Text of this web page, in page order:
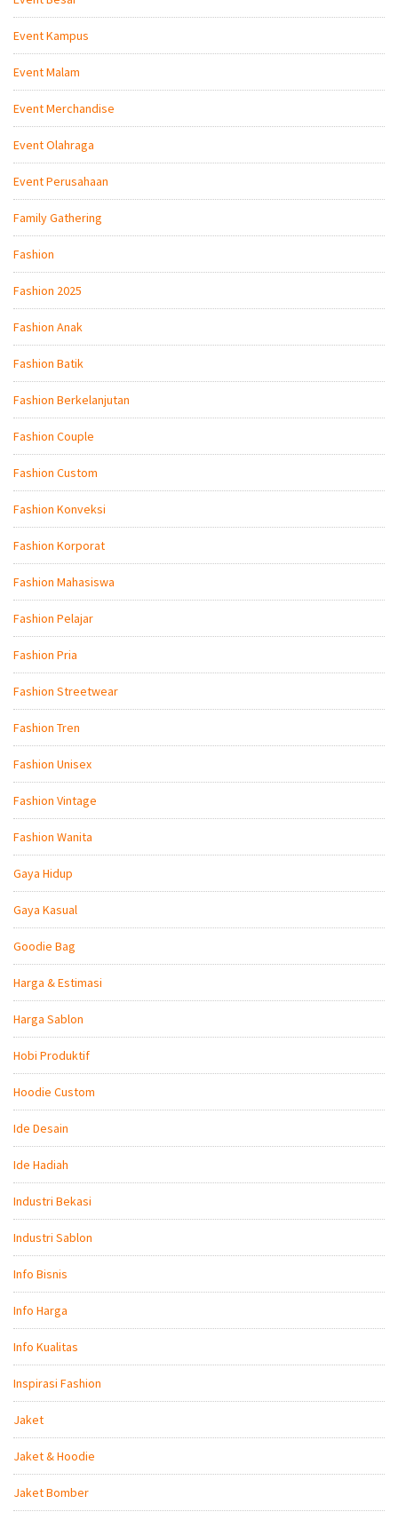
Event Kampus
Event Malam
Event Merchandise
Event Olahraga
Event Perusahaan
Family Gathering
Fashion
Fashion 2025
Fashion Anak
Fashion Batik
Fashion Berkelanjutan
Fashion Couple
Fashion Custom
Fashion Konveksi
Fashion Korporat
Fashion Mahasiswa
Fashion Pelajar
Fashion Pria
Fashion Streetwear
Fashion Tren
Fashion Unisex
Fashion Vintage
Fashion Wanita
Gaya Hidup
Gaya Kasual
Goodie Bag
Harga & Estimasi
Harga Sablon
Hobi Produktif
Hoodie Custom
Ide Desain
Ide Hadiah
Industri Bekasi
Industri Sablon
Info Bisnis
Info Harga
Info Kualitas
Inspirasi Fashion
Jaket
Jaket & Hoodie
Jaket Bomber